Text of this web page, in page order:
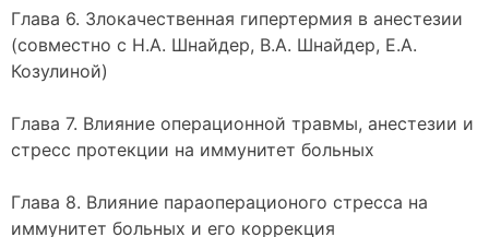
Глава 6. Злокачественная гипертермия в анестезии
(совместно с Н.А. Шнайдер, В.А. Шнайдер, Е.А.
Козулиной)
Глава 7. Влияние операционной травмы, анестезии и
стресс протекции на иммунитет больных
Глава 8. Влияние параоперационого стресса на
иммунитет больных и его коррекция